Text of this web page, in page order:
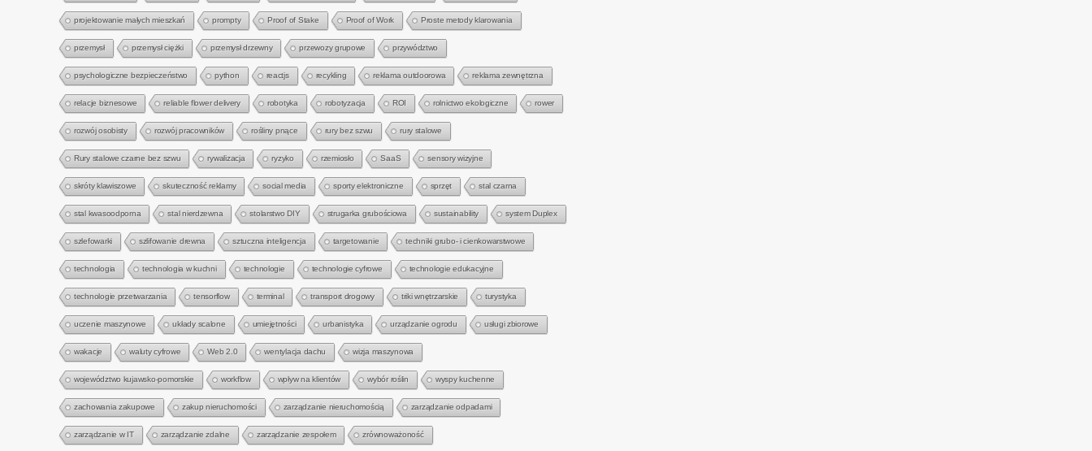
projektowanie małych mieszkań prompty Proof of Stake Proof of Work Proste metody klarowania
przemysł przemysł ciężki przemysł drzewny przewozy grupowe przywództwo
psychologiczne bezpieczeństwo python reactjs recykling reklama outdoorowa reklama zewnętrzna
relacje biznesowe reliable flower delivery robotyka robotyzacja ROI rolnictwo ekologiczne rower
rozwój osobisty rozwój pracowników rośliny pnące rury bez szwu rury stalowe
Rury stalowe czarne bez szwu rywalizacja ryzyko rzemiosło SaaS sensory wizyjne
skróty klawiszowe skuteczność reklamy social media sporty elektroniczne sprzęt stal czarna
stal kwasoodporna stal nierdzewna stolarstwo DIY strugarka grubościowa sustainability system Duplex
szlefowarki szlifowanie drewna sztuczna inteligencja targetowanie techniki grubo- i cienkowarstwowe
technologia technologia w kuchni technologie technologie cyfrowe technologie edukacyjne
technologie przetwarzania tensorflow terminal transport drogowy triki wnętrzarskie turystyka
uczenie maszynowe układy scalone umiejętności urbanistyka urządzanie ogrodu usługi zbiorowe
wakacje waluty cyfrowe Web 2.0 wentylacja dachu wizja maszynowa
województwo kujawsko-pomorskie workflow wpływ na klientów wybór roślin wyspy kuchenne
zachowania zakupowe zakup nieruchomości zarządzanie nieruchomością zarządzanie odpadami
zarządzanie w IT zarządzanie zdalne zarządzanie zespołem zrównoważoność